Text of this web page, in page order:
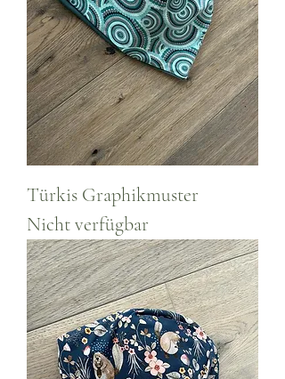
Türkis Graphikmuster
Nicht verfügbar